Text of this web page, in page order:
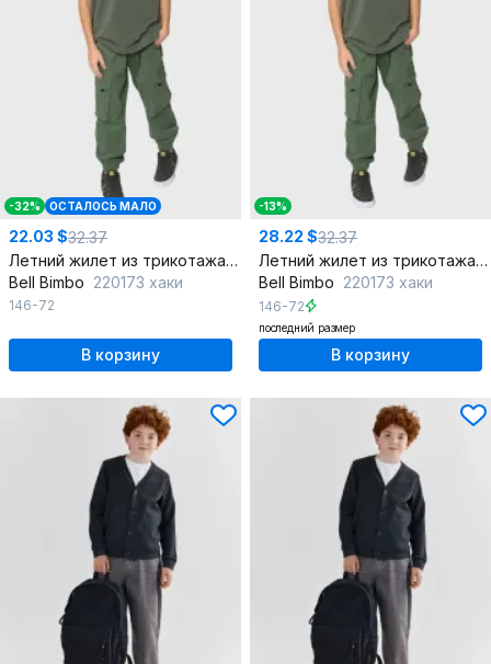
-32% ОСТАЛОСЬ МАЛО
22.03 $32.37
Летний жилет из трикотажа с тематическим принтом для мальчика
Bell Bimbo 220173 хаки
146-72
В корзину
-13%
28.22 $32.37
Летний жилет из трикотажа с принтом для мальчика
Bell Bimbo 220173 хаки
146-72
последний размер
В корзину